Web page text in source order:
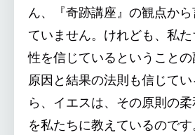
ん、『奇跡講座』の観点か
ていません。けれども、私
性を信じているということの
原因と結果の法則も信じて
ら、イエスは、その原則の
を私たちに教えているのです